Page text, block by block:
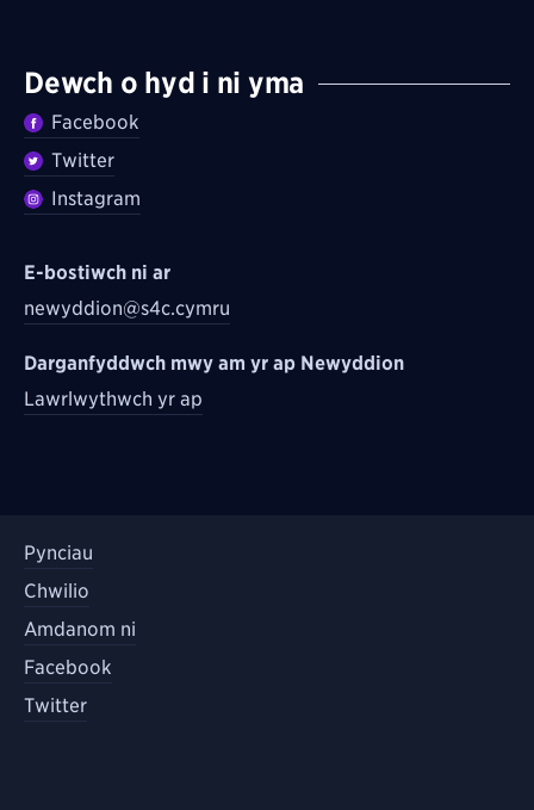
Dewch o hyd i ni yma
Facebook
Twitter
Instagram
E-bostiwch ni ar
newyddion@s4c.cymru
Darganfyddwch mwy am yr ap Newyddion
Lawrlwythwch yr ap
Pynciau
Chwilio
Amdanom ni
Facebook
Twitter